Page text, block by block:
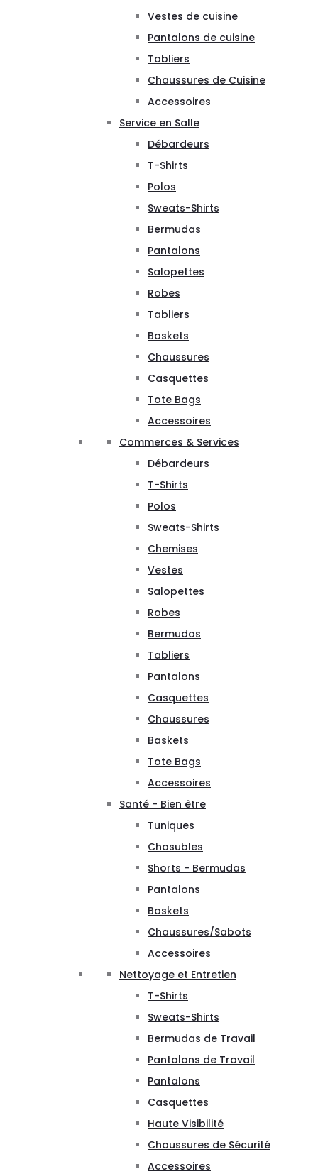
Vestes de cuisine
Pantalons de cuisine
Tabliers
Chaussures de Cuisine
Accessoires
Service en Salle
Débardeurs
T-Shirts
Polos
Sweats-Shirts
Bermudas
Pantalons
Salopettes
Robes
Tabliers
Baskets
Chaussures
Casquettes
Tote Bags
Accessoires
Commerces & Services
Débardeurs
T-Shirts
Polos
Sweats-Shirts
Chemises
Vestes
Salopettes
Robes
Bermudas
Tabliers
Pantalons
Casquettes
Chaussures
Baskets
Tote Bags
Accessoires
Santé - Bien être
Tuniques
Chasubles
Shorts - Bermudas
Pantalons
Baskets
Chaussures/Sabots
Accessoires
Nettoyage et Entretien
T-Shirts
Sweats-Shirts
Bermudas de Travail
Pantalons de Travail
Pantalons
Casquettes
Haute Visibilité
Chaussures de Sécurité
Accessoires